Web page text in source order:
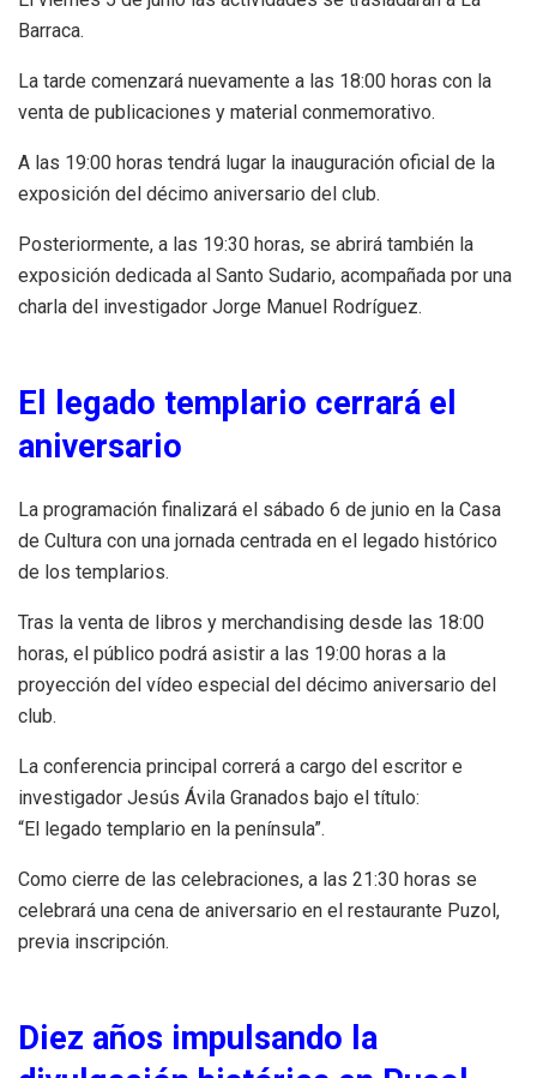
Barraca.
La tarde comenzará nuevamente a las 18:00 horas con la
venta de publicaciones y material conmemorativo.
A las 19:00 horas tendrá lugar la inauguración oficial de la
exposición del décimo aniversario del club.
Posteriormente, a las 19:30 horas, se abrirá también la
exposición dedicada al Santo Sudario, acompañada por una
charla del investigador Jorge Manuel Rodríguez.
El legado templario cerrará el
aniversario
La programación finalizará el sábado 6 de junio en la Casa
de Cultura con una jornada centrada en el legado histórico
de los templarios.
Tras la venta de libros y merchandising desde las 18:00
horas, el público podrá asistir a las 19:00 horas a la
proyección del vídeo especial del décimo aniversario del
club.
La conferencia principal correrá a cargo del escritor e
investigador Jesús Ávila Granados bajo el título:
“El legado templario en la península”.
Como cierre de las celebraciones, a las 21:30 horas se
celebrará una cena de aniversario en el restaurante Puzol,
previa inscripción.
Diez años impulsando la